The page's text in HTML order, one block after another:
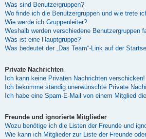
Was sind Benutzergruppen?
Wo finde ich die Benutzergruppen und wie trete
Wie werde ich Gruppenleiter?
Weshalb werden verschiedene Benutzergruppen
Was ist eine Hauptgruppe?
Was bedeutet der „Das Team“-Link auf der
Private Nachrichten
Ich kann keine Privaten Nachrichten verschicken!
Ich bekomme ständig unerwünschte Private
Ich habe eine Spam-E-Mail von einem Mitglied
Freunde und ignorierte Mitglieder
Wozu benötige ich die Listen der Freunde und
Wie kann ich Mitglieder zur Liste der Freunde